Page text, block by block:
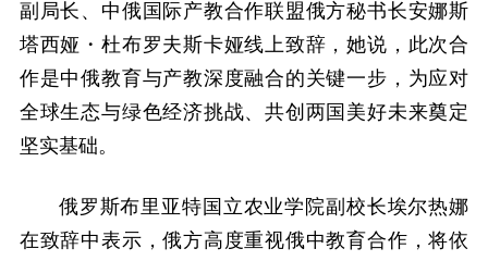
副局长、中俄国际产教合作联盟俄方秘书长安娜斯
塔西娅・杜布罗夫斯卡娅线上致辞，她说，此次合
作是中俄教育与产教深度融合的关键一步，为应对
全球生态与绿色经济挑战、共创两国美好未来奠定
坚实基础。
俄罗斯布里亚特国立农业学院副校长埃尔热娜
在致辞中表示，俄方高度重视俄中教育合作，将依